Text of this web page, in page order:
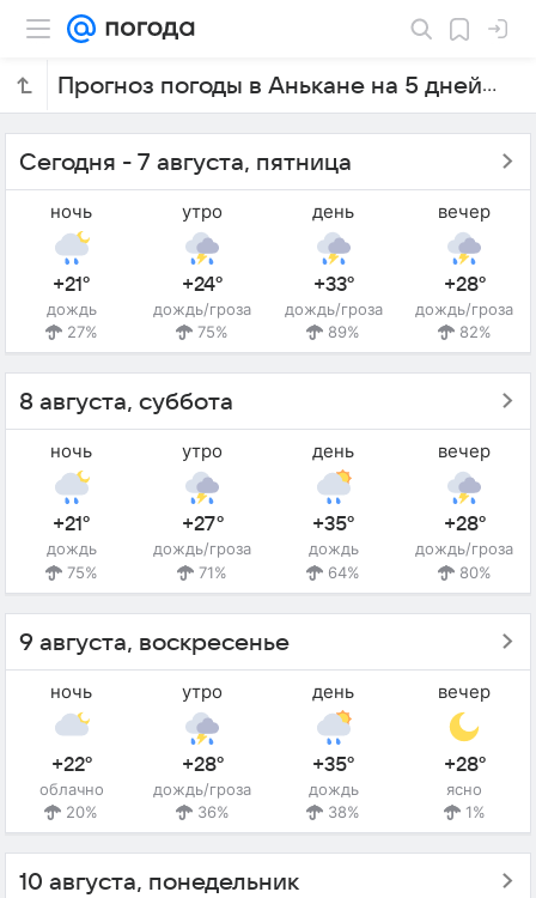
Прогноз погоды в Анькане на 5 дней
Сегодня - 7 августа, пятница
ночь
+21°
дождь
27%
утро
+24°
дождь/гроза
75%
день
+33°
дождь/гроза
89%
вечер
+28°
дождь/гроза
82%
8 августа, суббота
ночь
+21°
дождь
75%
утро
+27°
дождь/гроза
71%
день
+35°
дождь
64%
вечер
+28°
дождь/гроза
80%
9 августа, воскресенье
ночь
+22°
облачно
20%
утро
+28°
дождь/гроза
36%
день
+35°
дождь
38%
вечер
+28°
ясно
1%
10 августа, понедельник